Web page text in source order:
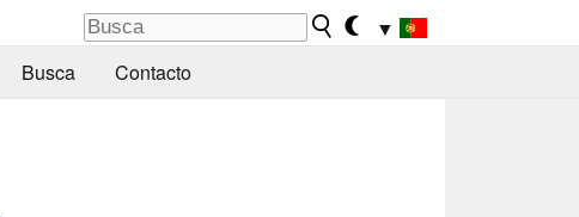
▼
Busca Contacto